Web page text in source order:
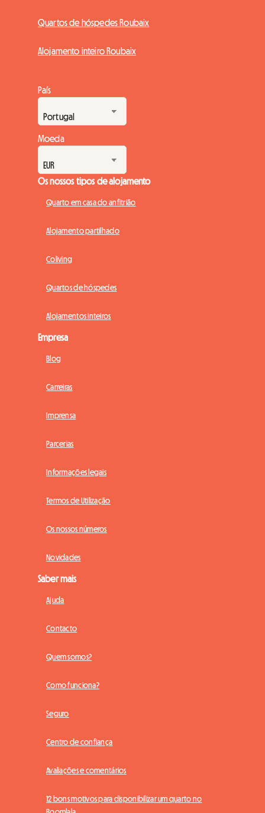
Quartos de hóspedes Roubaix
Alojamento inteiro Roubaix
País
Moeda
Os nossos tipos de alojamento
Quarto em casa do anfitrião
Alojamento partilhado
Coliving
Quartos de hóspedes
Alojamentos inteiros
Empresa
Blog
Carreiras
Imprensa
Parcerias
Informações legais
Termos de Utilização
Os nossos números
Novidades
Saber mais
Ajuda
Contacto
Quem somos?
Como funciona?
Seguro
Centro de confiança
Avaliações e comentários
12 bons motivos para disponibilizar um quarto no